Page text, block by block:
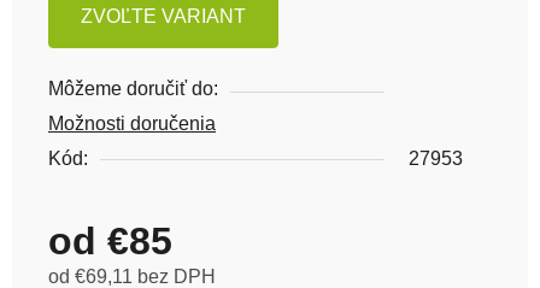
ZVOĽTE VARIANT
Môžeme doručiť do:
Možnosti doručenia
Kód:
27953
od €85
od €69,11 bez DPH